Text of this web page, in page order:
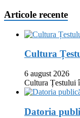
Articole recente
Cultura
6 august 2026
Cultura Țestului
Datoria